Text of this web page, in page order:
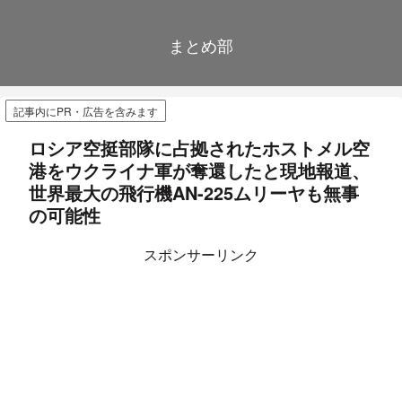
まとめ部
記事内にPR・広告を含みます
ロシア空挺部隊に占拠されたホストメル空
港をウクライナ軍が奪還したと現地報道、
世界最大の飛行機AN-225ムリーヤも無事
の可能性
スポンサーリンク